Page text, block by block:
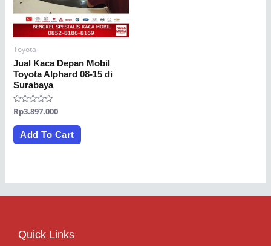
Toyota
Jual Kaca Depan Mobil
Toyota Alphard 08-15 di
Surabaya
Rated
0
out
Rp3.897.000
Add To Cart
Quick Links